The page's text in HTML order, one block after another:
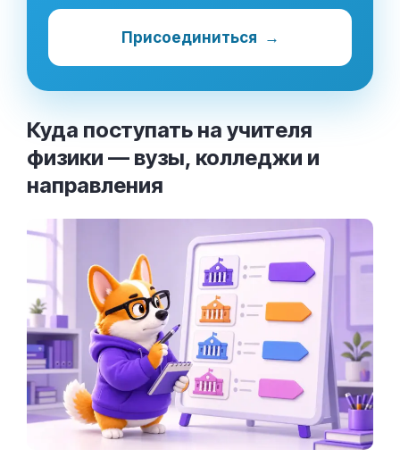
Присоединиться →
Куда поступать на учителя
физики — вузы, колледжи и
направления